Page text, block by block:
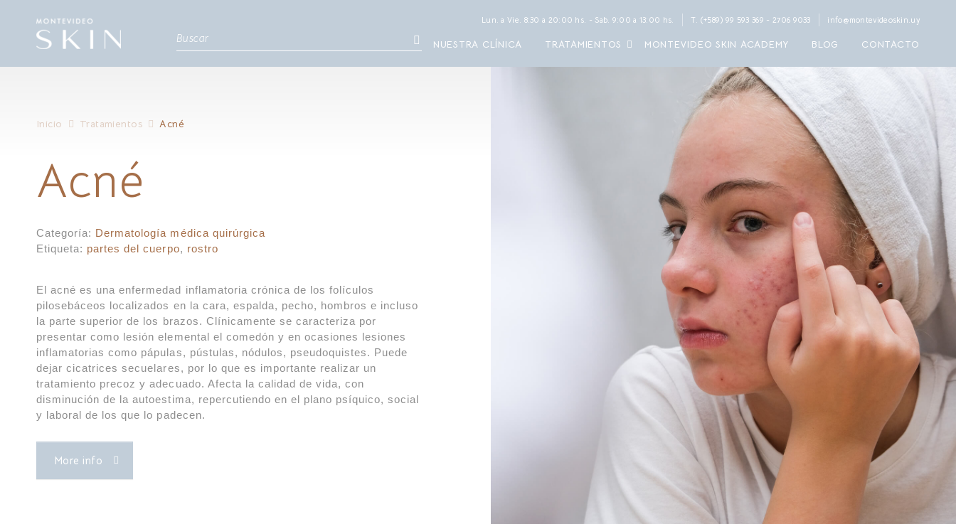
Lun. a Vie. 8:30 a 20:00 hs. - Sab. 9:00 a 13:00 hs. T. (+589) 99 593 369⁠ - 2706 9033⁠ info@montevideoskin.uy
NUESTRA CLÍNICA TRATAMIENTOS MONTEVIDEO SKIN ACADEMY BLOG CONTACTO
Inicio Tratamientos Acné
Acné
Categoría: Dermatología médica quirúrgica
Etiqueta: partes del cuerpo, rostro
El acné es una enfermedad inflamatoria crónica de los folículos
pilosebáceos localizados en la cara, espalda, pecho, hombros e incluso
la parte superior de los brazos. Clínicamente se caracteriza por
presentar como lesión elemental el comedón y en ocasiones lesiones
inflamatorias como pápulas, pústulas, nódulos, pseudoquistes. Puede
dejar cicatrices secuelares, por lo que es importante realizar un
tratamiento precoz y adecuado. Afecta la calidad de vida, con
disminución de la autoestima, repercutiendo en el plano psíquico, social
y laboral de los que lo padecen.
More info